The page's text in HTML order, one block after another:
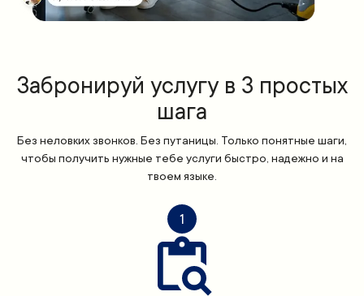
Забронируй услугу в 3 простых
шага
Без неловких звонков. Без путаницы. Только понятные шаги,
чтобы получить нужные тебе услуги быстро, надежно и на
твоем языке.
1